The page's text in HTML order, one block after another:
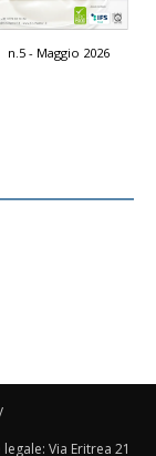
n.5 - Maggio 2026
Via Eritrea 21